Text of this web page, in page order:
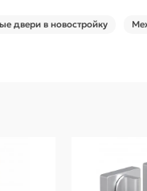
двери в новостройку